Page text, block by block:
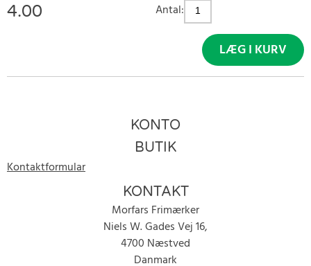
4.00 Antal:
LÆG I KURV
KONTO
BUTIK
Kontaktformular
KONTAKT
Morfars Frimærker
Niels W. Gades Vej 16,
4700 Næstved
Danmark